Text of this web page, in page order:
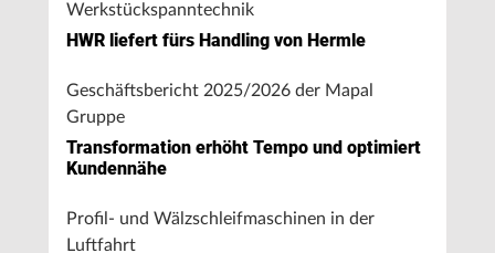
Werkstückspanntechnik
HWR liefert fürs Handling von Hermle
Geschäftsbericht 2025/2026 der Mapal
Gruppe
Transformation erhöht Tempo und optimiert
Kundennähe
Profil- und Wälzschleifmaschinen in der
Luftfahrt